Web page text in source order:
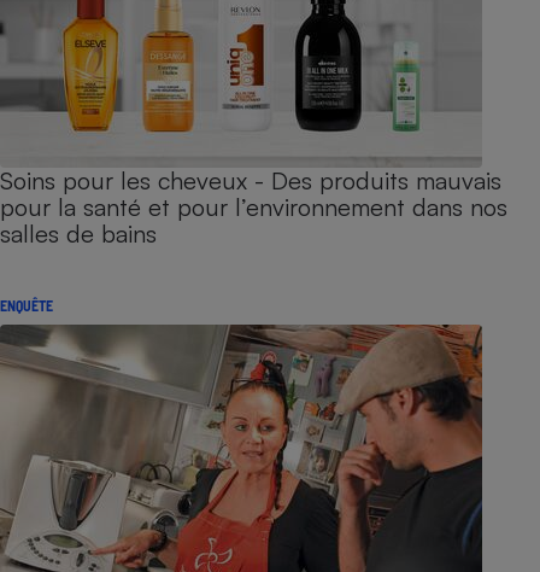
Soins pour les cheveux - Des produits mauvais
pour la santé et pour l’environnement dans nos
salles de bains
ENQUÊTE